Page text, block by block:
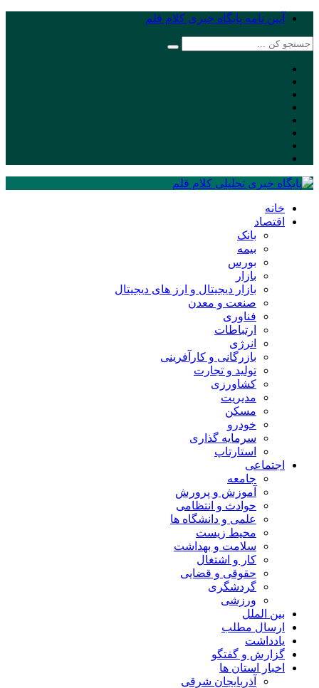
آیین نامه پایگاه خبری کلام قلم
خانه
اقتصاد
بانک
بیمه
بورس
بازار
بازار دیجیتال و ارز های دیجیتال
صنعت و معدن
فناوری
ارتباطات
انرژی
بازرگانی و کارآفرینی
تولید و تجارت
کشاورزی
مدیریت
مسکن
خودرو
سرمایه گذاری
استارتاپ
اجتماعی
جامعه
آموزش و پرورش
حوادث و انتظامی
علمی و دانشگاه ها
محیط زیست
سلامت و بهداشت
کار و اشتغال
حقوقی و قضایی
گردشگری
ورزشی
بین الملل
ارسال مطلب
یادداشت
گزارش و گفتگو
اخبار استان ها
آذربایجان شرقی